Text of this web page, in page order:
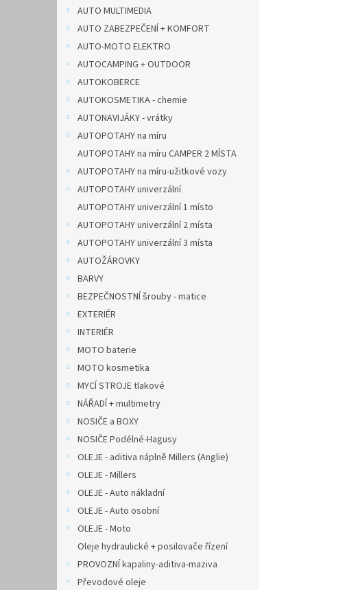
AUTO MULTIMEDIA
AUTO ZABEZPEČENÍ + KOMFORT
AUTO-MOTO ELEKTRO
AUTOCAMPING + OUTDOOR
AUTOKOBERCE
AUTOKOSMETIKA - chemie
AUTONAVIJÁKY - vrátky
AUTOPOTAHY na míru
AUTOPOTAHY na míru CAMPER 2 MÍSTA
AUTOPOTAHY na míru-užitkové vozy
AUTOPOTAHY univerzální
AUTOPOTAHY univerzální 1 místo
AUTOPOTAHY univerzální 2 místa
AUTOPOTAHY univerzální 3 místa
AUTOŽÁROVKY
BARVY
BEZPEČNOSTNÍ šrouby - matice
EXTERIÉR
INTERIÉR
MOTO baterie
MOTO kosmetika
MYCÍ STROJE tlakové
NÁŘADÍ + multimetry
NOSIČE a BOXY
NOSIČE Podélné-Hagusy
OLEJE - aditiva náplně Millers (Anglie)
OLEJE - Millers
OLEJE - Auto nákladní
OLEJE - Auto osobní
OLEJE - Moto
Oleje hydraulické + posilovače řízení
PROVOZNÍ kapaliny-aditiva-maziva
Převodové oleje